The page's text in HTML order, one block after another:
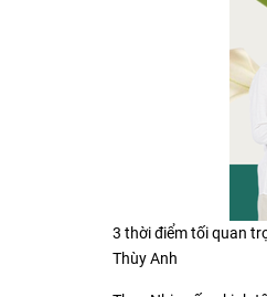
3 thời điểm tối quan
Thùy Anh